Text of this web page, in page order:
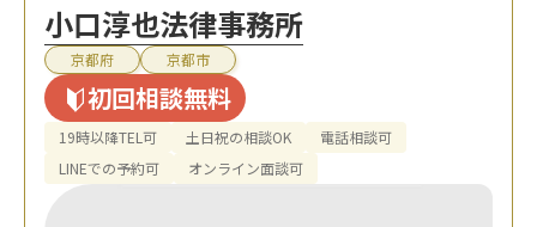
小口淳也法律事務所
京都府 京都市
初回相談無料
19時以降TEL可 土日祝の相談OK
電話相談可
LINEでの予約可
オンライン面談可